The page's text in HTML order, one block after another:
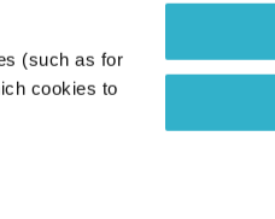
(such as for
cookies to